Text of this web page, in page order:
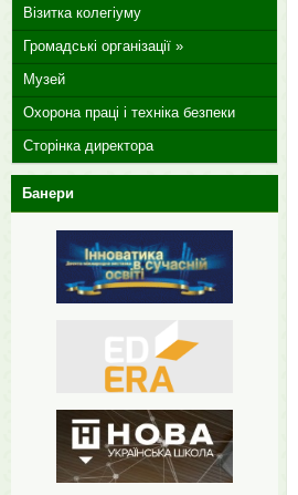
Візитка колегіуму
Громадські організації »
Музей
Охорона праці і техніка безпеки
Сторінка директора
Банери